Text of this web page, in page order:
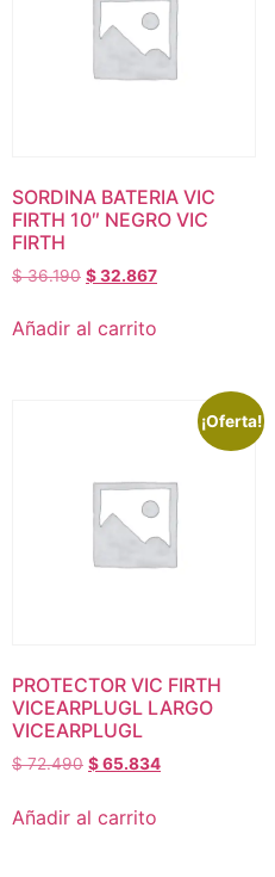
SORDINA BATERIA VIC
FIRTH 10″ NEGRO VIC
FIRTH
$36.190 $32.867
Añadir al carrito
¡Oferta!
PROTECTOR VIC FIRTH
VICEARPLUGL LARGO
VICEARPLUGL
$72.490 $65.834
Añadir al carrito